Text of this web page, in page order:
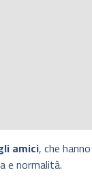
amici, che hanno
e normalità.